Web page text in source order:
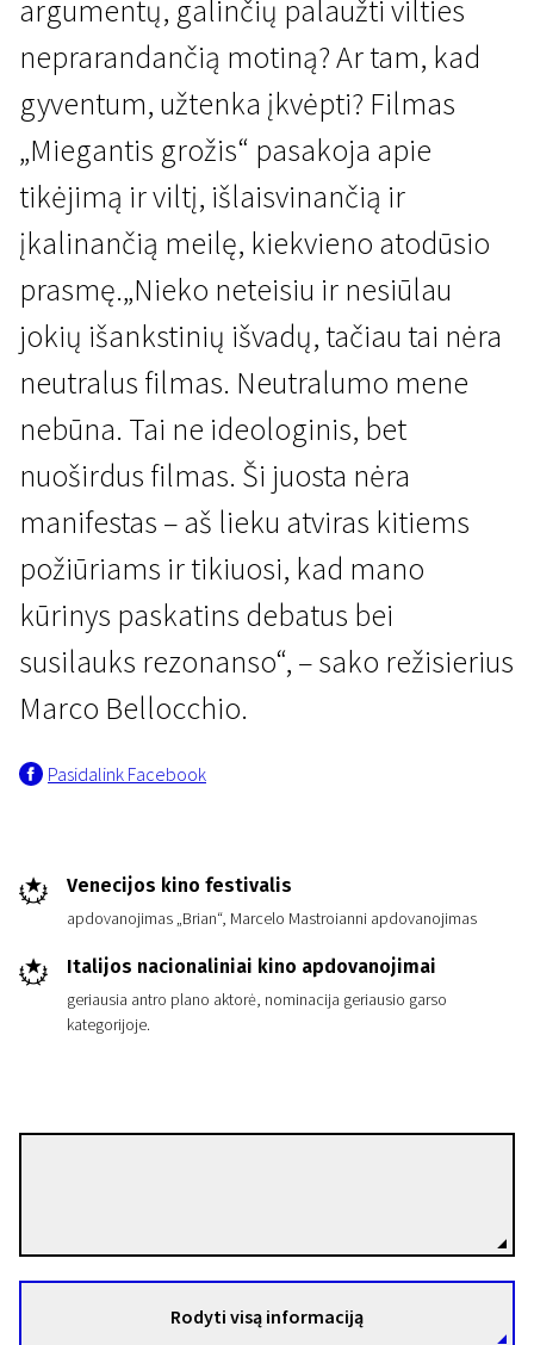
argumentų, galinčių palaužti vilties
neprarandančią motiną? Ar tam, kad
gyventum, užtenka įkvėpti? Filmas
„Miegantis grožis“ pasakoja apie
tikėjimą ir viltį, išlaisvinančią ir
įkalinančią meilę, kiekvieno atodūsio
prasmę.„Nieko neteisiu ir nesiūlau
jokių išankstinių išvadų, tačiau tai nėra
neutralus filmas. Neutralumo mene
nebūna. Tai ne ideologinis, bet
nuoširdus filmas. Ši juosta nėra
manifestas – aš lieku atviras kitiems
požiūriams ir tikiuosi, kad mano
kūrinys paskatins debatus bei
susilauks rezonanso“, – sako režisierius
Marco Bellocchio.
Pasidalink Facebook
Venecijos kino festivalis
apdovanojimas „Brian“, Marcelo Mastroianni apdovanojimas
Italijos nacionaliniai kino apdovanojimai
geriausia antro plano aktorė, nominacija geriausio garso
kategorijoje.
Rodyti visą informaciją